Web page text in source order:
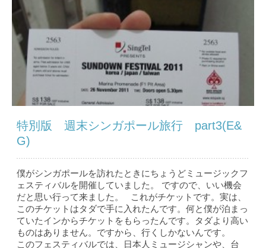
特別版 週末シンガポール旅行 part3(E&
G)
僕がシンガポールを訪れたときにちょうどミュージックフ
ェスティバルを開催していました。 ですので、いい機会
だと思い行って来ました。 これがチケットです。実は、
このチケットはタダで手に入れたんです。何と僕が泊まっ
ていたインからチケットをもらったんです。タダより高い
ものはありません。ですから、行くしかないんです。
このフェスティバルでは、日本人ミュージシャンや、台